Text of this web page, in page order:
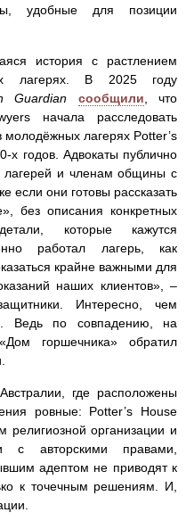
удобные для позиции
история с растлением
лагерях. В 2025 году
Guardian сообщили , что
начала расследовать
лагерях Potter’s
годов. Адвокаты публично
лагерей и членам общины с
если они готовы рассказать
без описания конкретных
которые кажутся
работал лагерь, как
крайне важными для
наших клиентов», –
Интересно, чем
Ведь по совпадению, на
горшечника» обратил
где расположены
ровные: Potter’s House
религиозной организации и
с авторскими правами,
адептом не приводят к
к точечным решениям. И,